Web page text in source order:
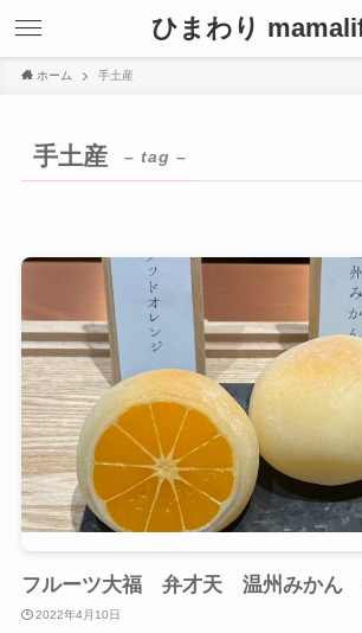
ひまわり
ホーム 手土産
手土産 – tag –
フルーツ大福 弁才天 温州みかん
2022年4月10日